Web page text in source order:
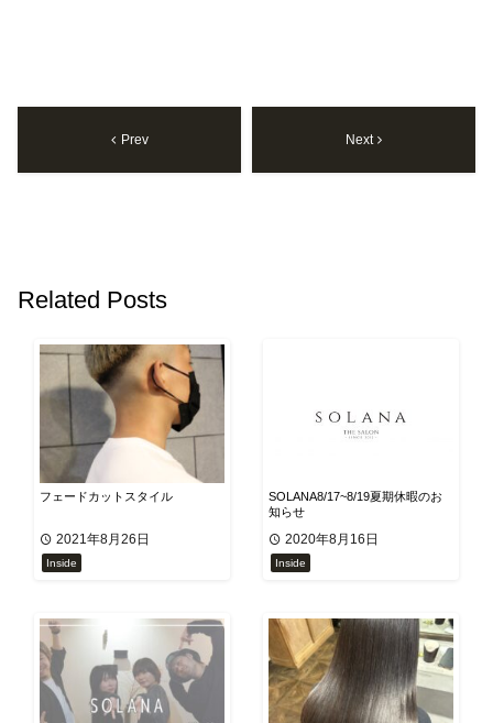
Prev Next
Related Posts
フェードカットスタイル
2021年8月26日
Inside
SOLANA8/17~8/19夏期休暇のお
知らせ
2020年8月16日
Inside